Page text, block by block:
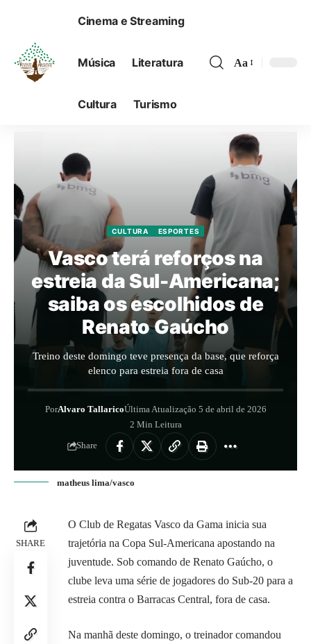
Cinema e Streaming
Música Literatura
Cultura Turismo
Aa
CULTURA ESPORTES
Vasco terá reforços na
estreia da Sul-Americana;
saiba os escolhidos de
Renato Gaúcho
Treino deste domingo teve presença da base, que reforça
elenco para estreia fora de casa
PorAlvaro TallaricoÚltima Atualização 5 de abril de 2026
2 Min Leitura
Share
matheus lima/vasco
SHARE
O Club de Regatas Vasco da Gama inicia sua
trajetória na Copa Sul-Americana apostando na
juventude. Sob comando de Renato Gaúcho, o
clube leva uma série de jogadores do Sub-20 para a
estreia contra o Barracas Central, fora de casa.
Na manhã deste domingo, o treinador comandou